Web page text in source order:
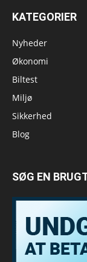
KATEGORIER
Nyheder
Økonomi
Biltest
Miljø
Sikkerhed
Blog
SØG EN